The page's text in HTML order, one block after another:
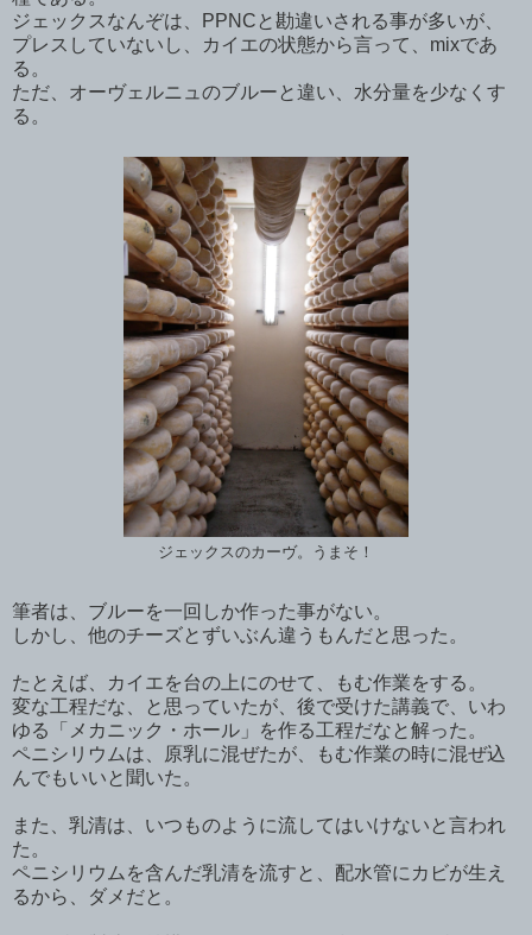
ジェックスなんぞは、PPNCと勘違いされる事が多いが、
プレスしていないし、カイエの状態から言って、mixであ
る。
ただ、オーヴェルニュのブルーと違い、水分量を少なくす
る。
ジェックスのカーヴ。うまそ！
筆者は、ブルーを一回しか作った事がない。
しかし、他のチーズとずいぶん違うもんだと思った。
たとえば、カイエを台の上にのせて、もむ作業をする。
変な工程だな、と思っていたが、後で受けた講義で、いわ
ゆる「メカニック・ホール」を作る工程だなと解った。
ペニシリウムは、原乳に混ぜたが、もむ作業の時に混ぜ込
んでもいいと聞いた。
また、乳清は、いつものように流してはいけないと言われ
た。
ペニシリウムを含んだ乳清を流すと、配水管にカビが生え
るから、ダメだと。